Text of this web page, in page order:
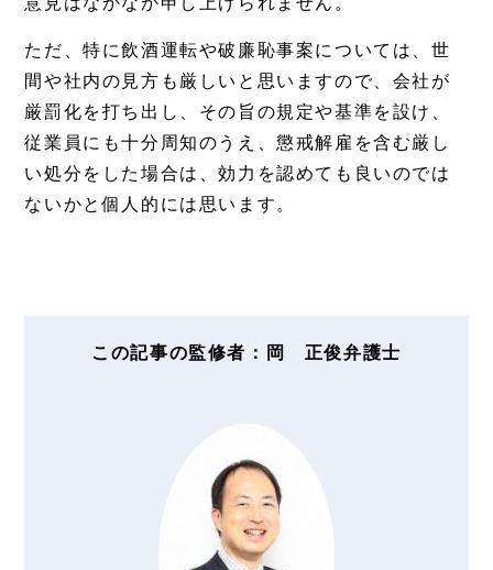
ただ、特に飲酒運転や破廉恥事案については、世
間や社内の見方も厳しいと思いますので、会社が
厳罰化を打ち出し、その旨の規定や基準を設け、
従業員にも十分周知のうえ、懲戒解雇を含む厳し
い処分をした場合は、効力を認めても良いのでは
ないかと個人的には思います。
この記事の監修者：岡 正俊弁護士